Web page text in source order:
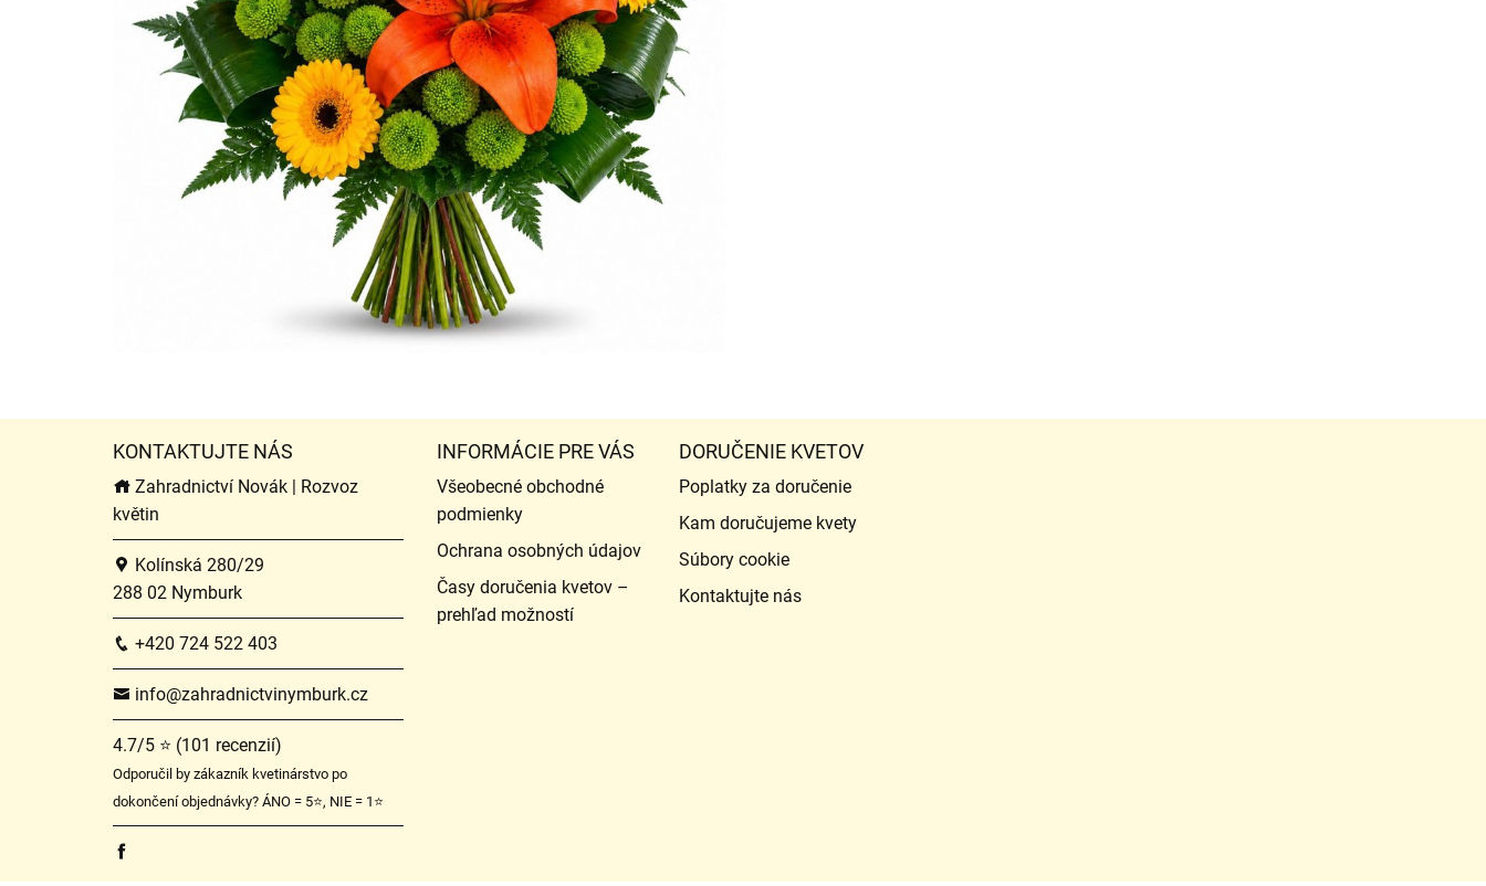
KONTAKTUJTE NÁS
Zahradnictví Novák | Rozvoz
květin
Kolínská 280/29
288 02 Nymburk
+420 724 522 403
info@zahradnictvinymburk.cz
4.7/5 ⭐ (101 recenzií)
Odporučil by zákazník kvetinárstvo po
dokončení objednávky? ÁNO = 5⭐, NIE = 1⭐
INFORMÁCIE PRE VÁS
Všeobecné obchodné
podmienky
Ochrana osobných údajov
Časy doručenia kvetov –
prehľad možností
DORUČENIE KVETOV
Poplatky za doručenie
Kam doručujeme kvety
Súbory cookie
Kontaktujte nás